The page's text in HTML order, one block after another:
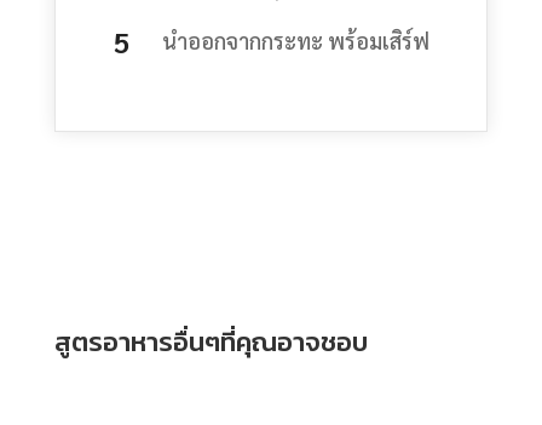
นำออกจากกระทะ พร้อมเสิร์ฟ
สูตรอาหารอื่นๆที่คุณอาจชอบ